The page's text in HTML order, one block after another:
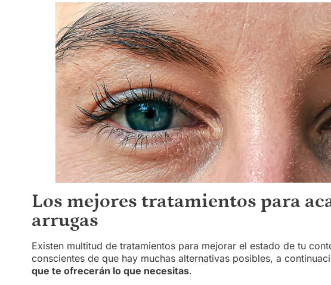
Los mejores tratamientos para
arrugas
Existen multitud de tratamientos para mejorar el estado de tu
conscientes de que hay muchas alternativas posibles, a
que te ofrecerán lo que necesitas.